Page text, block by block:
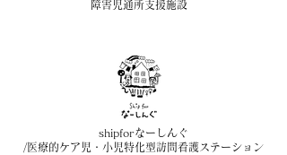
障害児通所支援施設
shipforなーしんぐ
/医療的ケア児・小児特化型訪問看護ステーション